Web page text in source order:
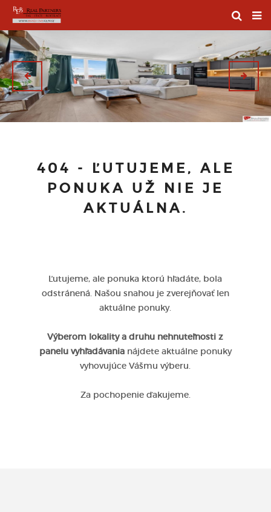
404 - ĽUTUJEME, ALE
PONUKA UŽ NIE JE
AKTUÁLNA.
Ľutujeme, ale ponuka ktorú hľadáte, bola
odstránená. Našou snahou je zverejňovať len
aktuálne ponuky.
Výberom lokality a druhu nehnuteľnosti z
panelu vyhľadávanianájdete aktuálne ponuky
vyhovujúce Vášmu výberu.
Za pochopenie ďakujeme.